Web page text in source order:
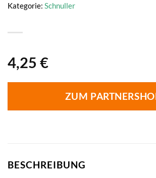
4,25 €
ZUM
Kategorie: Schnuller
BESCHREIBUNG